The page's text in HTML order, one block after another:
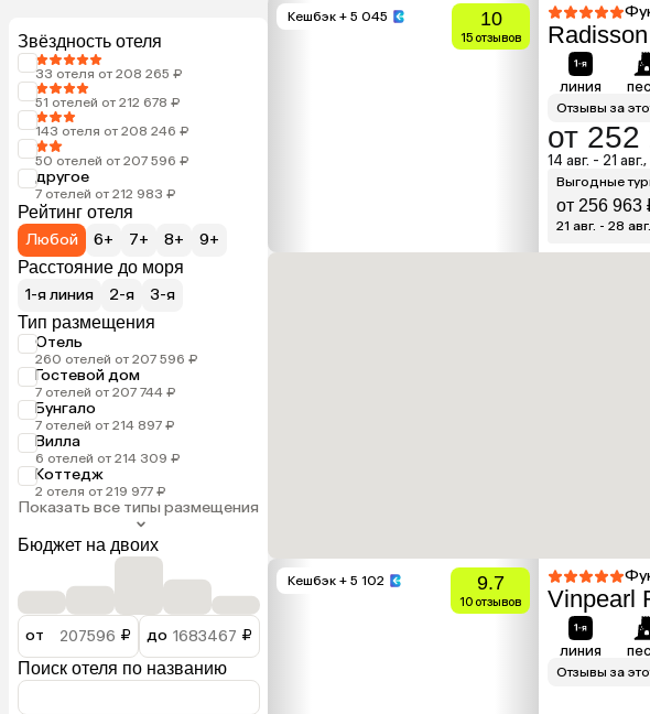
Звёздность отеля
33 отеля от 208 265 ₽
51 отелей от 212 678 ₽
143 отеля от 208 246 ₽
50 отелей от 207 596 ₽
другое
7 отелей от 212 983 ₽
Рейтинг отеля
Любой
6+ 7+ 8+
9+
Расстояние до моря
1-я линия
2-я
3-я
Тип размещения
Отель
260 отелей от 207 596 ₽
Гостевой дом
7 отелей от 207 744 ₽
Бунгало
7 отелей от 214 897 ₽
Вилла
6 отелей от 214 309 ₽
Коттедж
2 отеля от 219 977 ₽
Показать все типы размещения
Бюджет на двоих
от ₽ до
₽
Поиск отеля по названию
Кешбэк + 5 045 10
15 отзывов
линия
Отзывы за
от
14 авг. - 21
Выгодные
от 256 963
21 авг. - 28
Кешбэк + 5 102 9.7
10 отзывов Vinpearl
линия
Отзывы за